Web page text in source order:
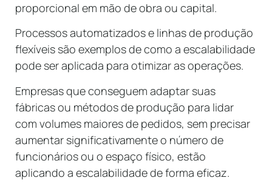
proporcional em mão de obra ou capital.
Processos automatizados e linhas de produção
flexíveis são exemplos de como a escalabilidade
pode ser aplicada para otimizar as operações.
Empresas que conseguem adaptar suas
fábricas ou métodos de produção para lidar
com volumes maiores de pedidos, sem precisar
aumentar significativamente o número de
funcionários ou o espaço físico, estão
aplicando a escalabilidade de forma eficaz.